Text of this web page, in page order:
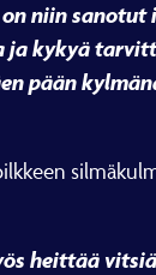
niin
kykyä
pään
heittää